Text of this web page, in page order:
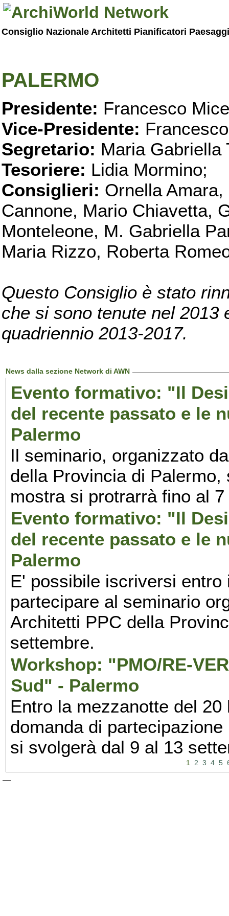
Consiglio Nazionale Architetti Pianificatori
PALERMO
Presidente: Francesco
Vice-Presidente:
Segretario: Maria Gabriella
Tesoriere: Lidia Mormino;
Consiglieri: Ornella
Cannone, Mario Chiavetta,
Monteleone, M. Gabriella
Maria Rizzo, Roberta
Questo Consiglio è stato
che si sono tenute nel 2013
quadriennio 2013-2017.
News dalla sezione Network di AWN
Evento formativo: "Il
del recente passato e le
Palermo
Il seminario, organizzato
della Provincia di
mostra si protrarrà fino al
Evento formativo: "Il
del recente passato e le
Palermo
E' possibile iscriversi
partecipare al seminario
Architetti PPC della
settembre.
Workshop: "PMO/RE-
Sud" - Palermo
Entro la mezzanotte del
domanda di
si svolgerà dal 9 al 13
1 2 3 4 5